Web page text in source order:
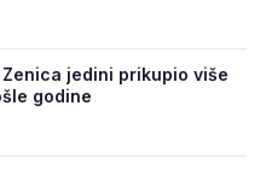
jedini prikupio više
godine